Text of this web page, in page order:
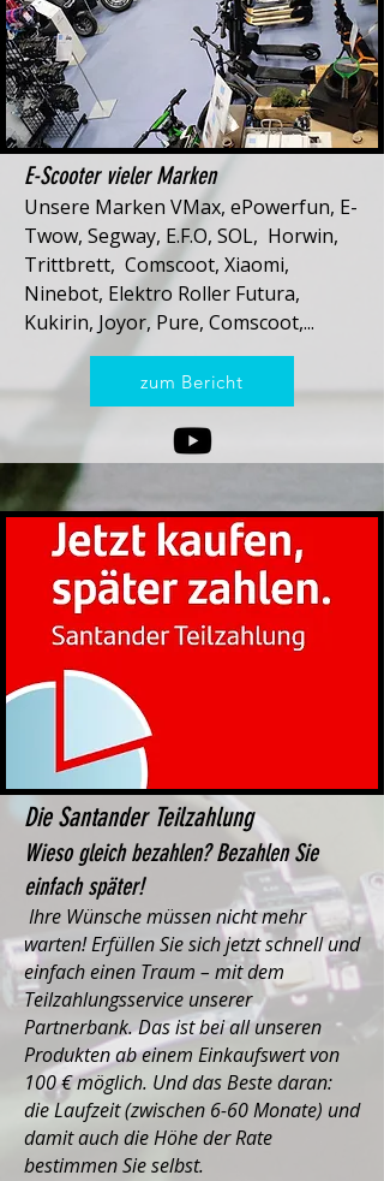
E-Scooter vieler Marken
Unsere Marken VMax, ePowerfun, E-
Twow, Segway, E.F.O, SOL, Horwin,
Trittbrett, Comscoot, Xiaomi,
Ninebot, Elektro Roller Futura,
Kukirin, Joyor, Pure, Comscoot,...
zum Bericht
Die Santander Teilzahlung
Wieso gleich bezahlen? Bezahlen Sie
einfach später!
Ihre Wünsche müssen nicht mehr
warten! Erfüllen Sie sich jetzt schnell und
einfach einen Traum – mit dem
Teilzahlungsservice unserer
Partnerbank. Das ist bei all unseren
Produkten ab einem Einkaufswert von
100 € möglich. Und das Beste daran:
die Laufzeit (zwischen 6-60 Monate) und
damit auch die Höhe der Rate
bestimmen Sie selbst.